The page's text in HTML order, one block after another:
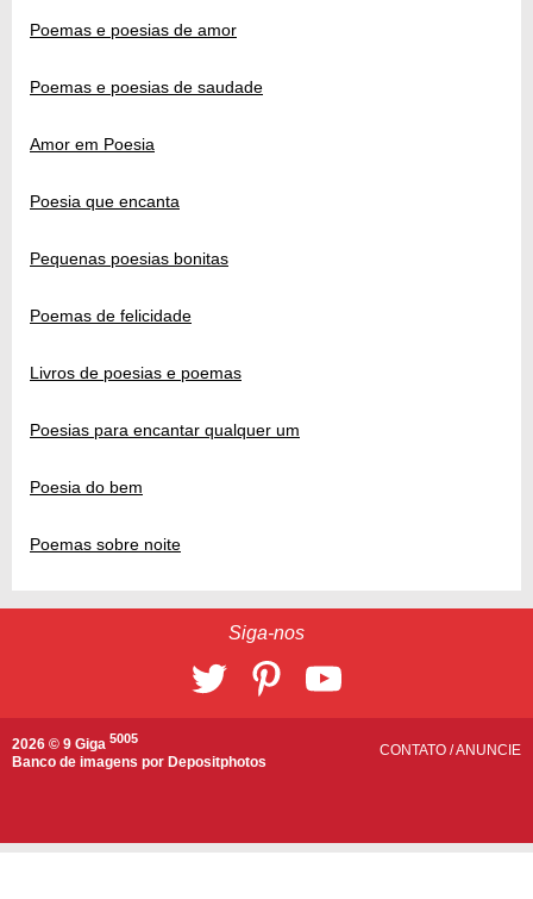
Poemas e poesias de amor
Poemas e poesias de saudade
Amor em Poesia
Poesia que encanta
Pequenas poesias bonitas
Poemas de felicidade
Livros de poesias e poemas
Poesias para encantar qualquer um
Poesia do bem
Poemas sobre noite
Siga-nos
2026 © 9 Giga 5005
Banco de imagens por Depositphotos
CONTATO /ANUNCIE